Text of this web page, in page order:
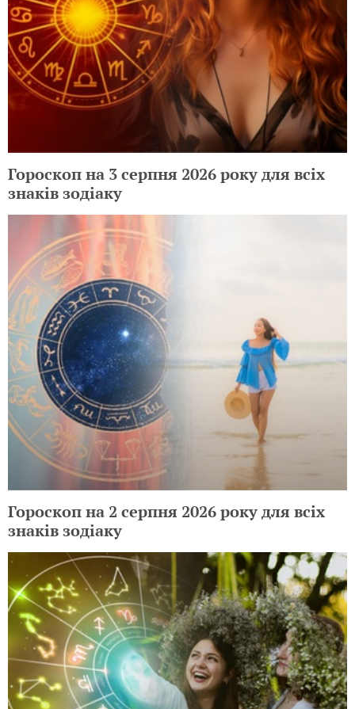
Гороскоп на 3 серпня 2026 року для всіх
знаків зодіаку
Гороскоп на 2 серпня 2026 року для всіх
знаків зодіаку